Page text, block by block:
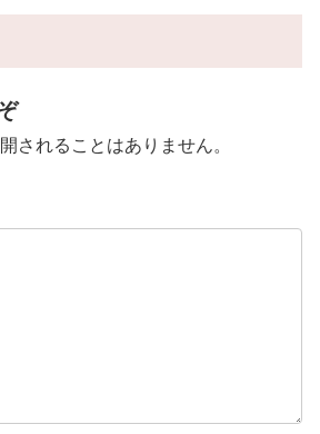
されることはありません。